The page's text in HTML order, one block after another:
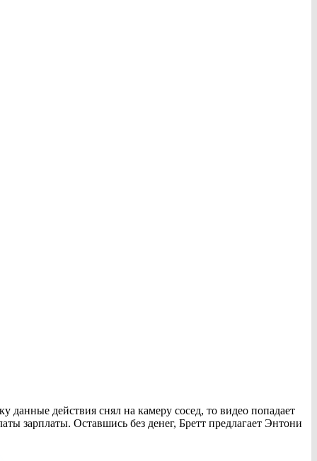
данные действия снял на камеру сосед, то видео попадает
зарплаты. Оставшись без денег, Бретт предлагает Энтони